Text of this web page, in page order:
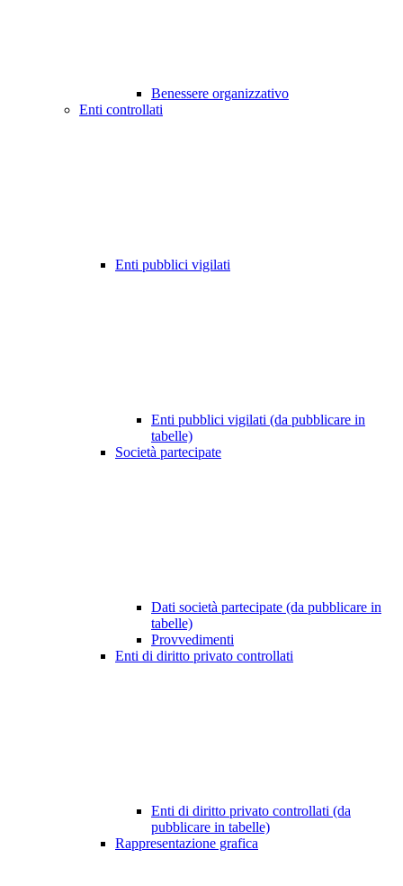
Benessere organizzativo
Enti controllati
Enti pubblici vigilati
Enti pubblici vigilati (da pubblicare in
tabelle)
Società partecipate
Dati società partecipate (da pubblicare in
tabelle)
Provvedimenti
Enti di diritto privato controllati
Enti di diritto privato controllati (da
pubblicare in tabelle)
Rappresentazione grafica